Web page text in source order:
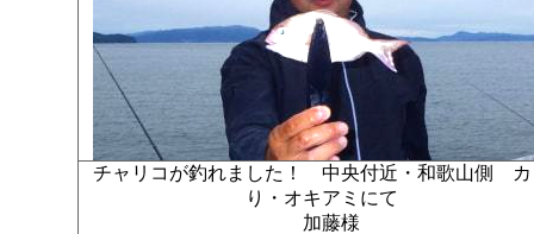
チャリコが釣れました！ 中央付近・和歌山側 カ
り・オキアミにて
加藤様